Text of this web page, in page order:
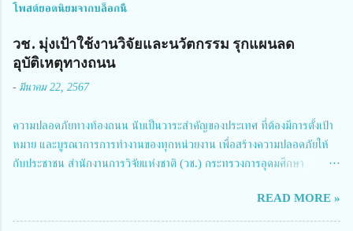
โพสต์ยอดนิยมจากบล็อกนี้
วช. มุ่งเป้าใช้งานวิจัยและนวัตกรรม รุกแผนลด
อุบัติเหตุทางถนน
- มีนาคม 22, 2567
ความปลอดภัยทางท้องถนน นับเป็นวาระสำคัญของประเทศ ที่ต้องมีการตั้งเป้า
หมาย และบูรณาการการทำงานของทุกหน่วยงาน เพื่อสร้างความปลอดภัยให้
กับประชาชน สำนักงานการวิจัยแห่งชาติ (วช.) กระทรวงการอุดมศึกษา
สมาคมวิศวกรรมชีวการแพทย์ไทย จัดการประชุมเผยแพร่ผลการดำเนินงาน
โครงการการวิจัยเชิงปฏิบัติการโดยบูรณาการทุกภาคส่วน เพื่อลดอุบัติเหตุและ
READ MORE »